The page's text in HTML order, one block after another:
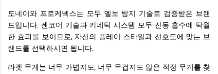
도네이와 프로케넥스는 모두 엘보 방지 기술로 검증받은 브랜
드입니다. 젠코어 기술과 키네틱 시스템 모두 진동 흡수에 탁월
한 효과를 보이므로, 자신의 플레이 스타일과 선호도에 맞는 브
랜드를 선택하시면 됩니다.
라켓 무게는 너무 가볍지도, 너무 무겁지도 않은 적정 무게를 찾